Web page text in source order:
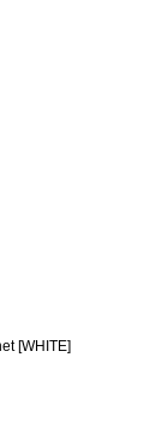
[WHITE]